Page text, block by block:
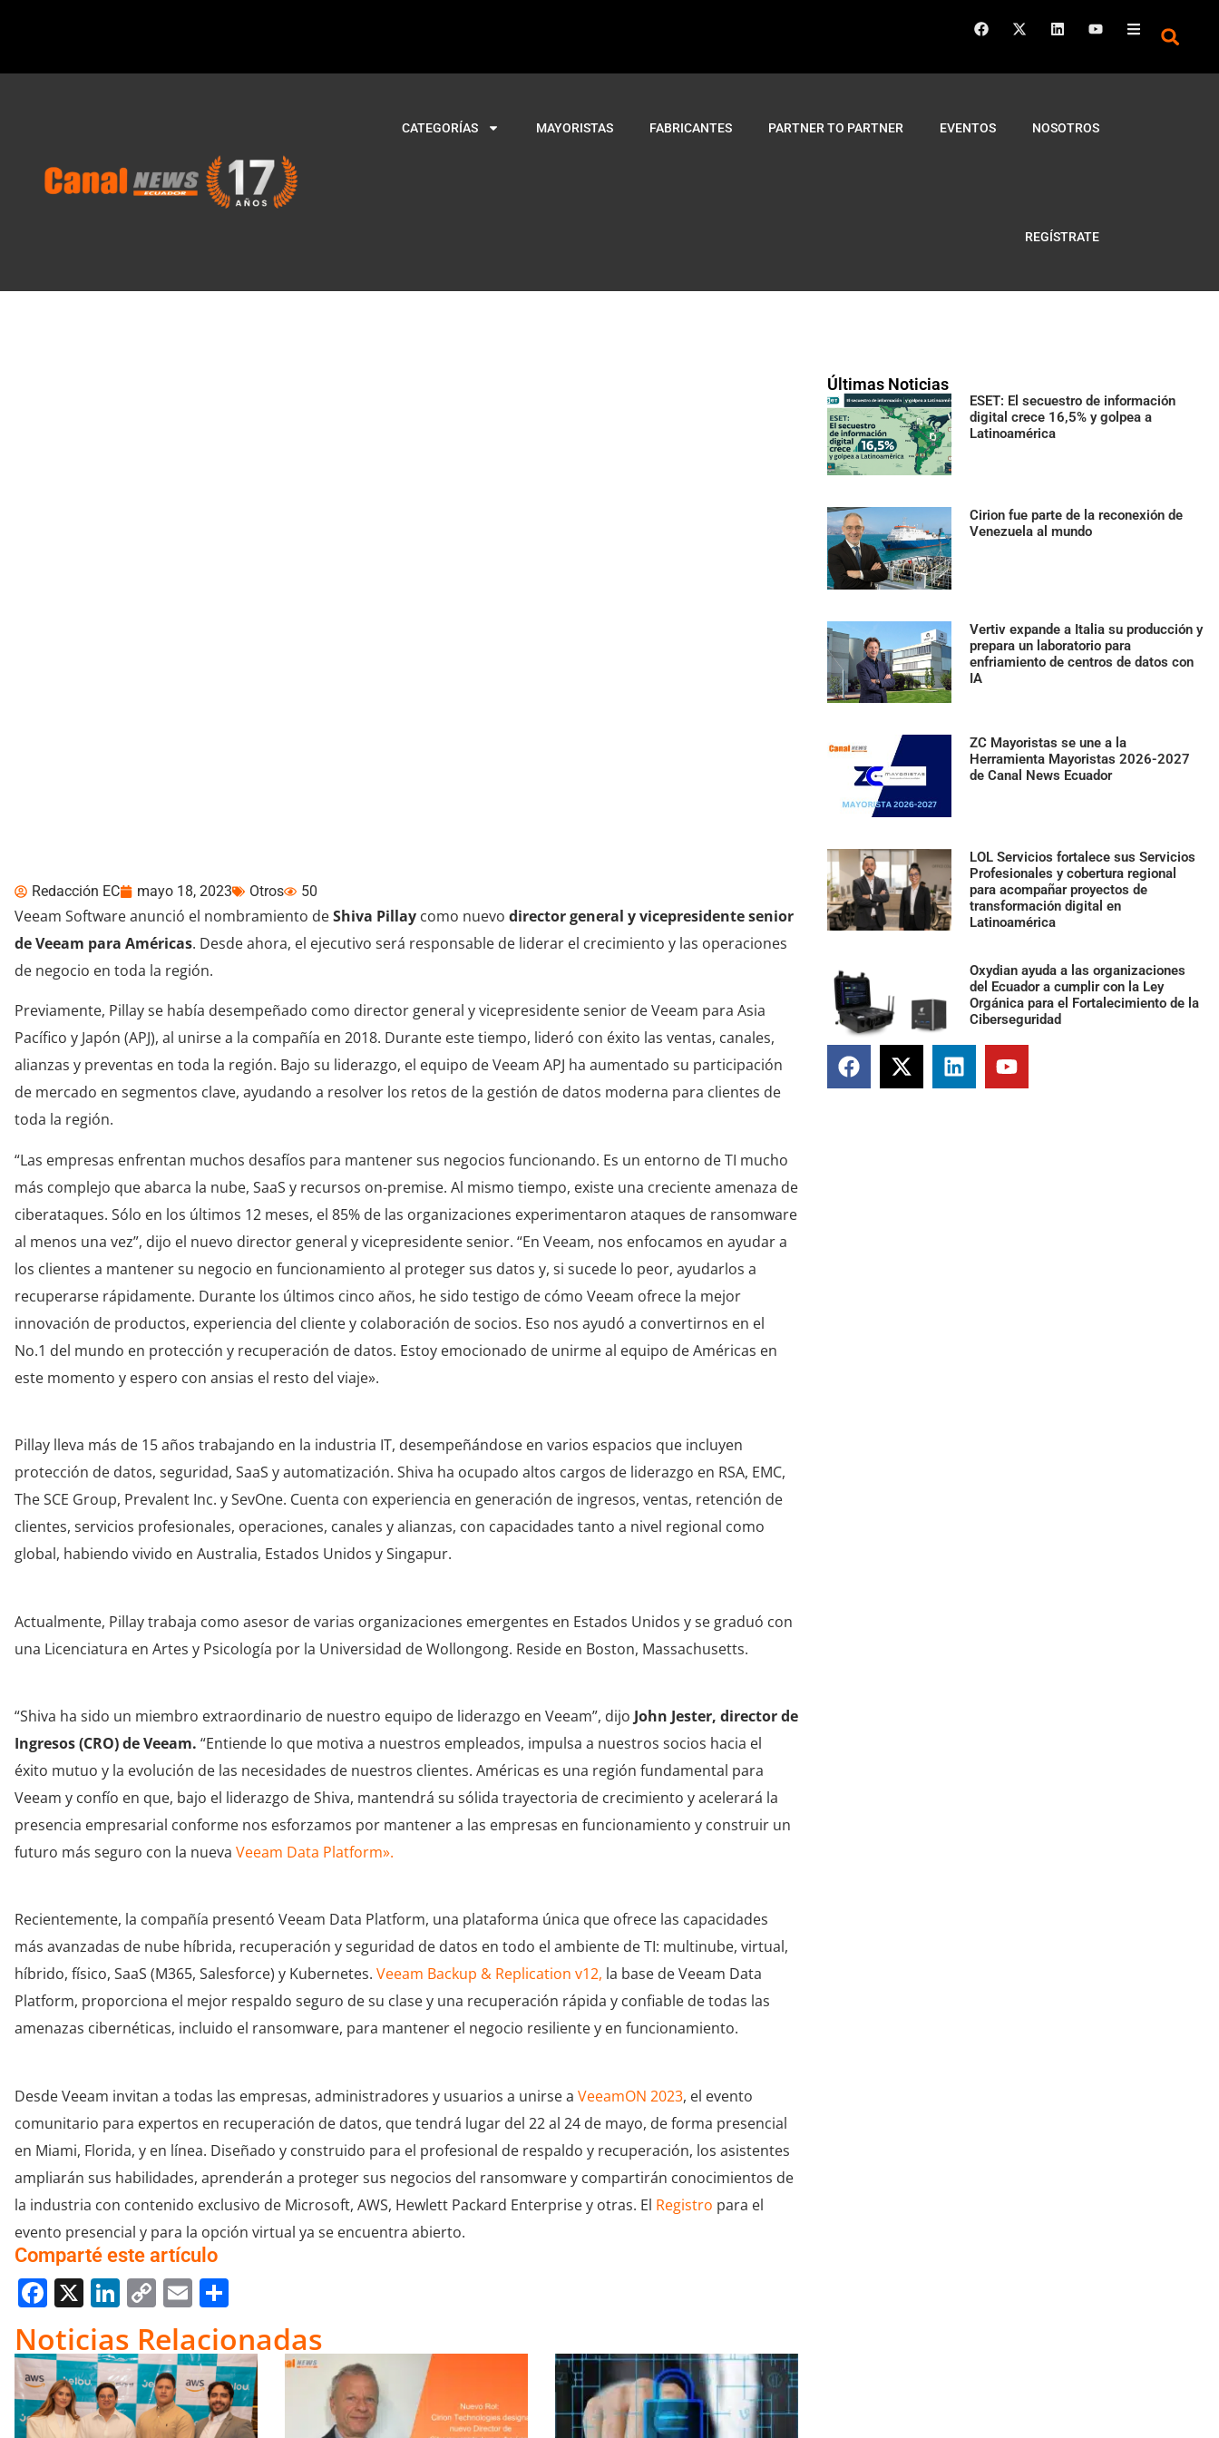
CATEGORÍAS MAYORISTAS FABRICANTES PARTNER TO PARTNER EVENTOS NOSOTROS
REGÍSTRATE
Últimas Noticias
ESET: El secuestro de información
digital crece 16,5% y golpea a
Latinoamérica
Cirion fue parte de la reconexión de
Venezuela al mundo
Vertiv expande a Italia su producción y
prepara un laboratorio para
enfriamiento de centros de datos con
IA
ZC Mayoristas se une a la
Herramienta Mayoristas 2026-2027
de Canal News Ecuador
LOL Servicios fortalece sus Servicios
Profesionales y cobertura regional
para acompañar proyectos de
transformación digital en
Latinoamérica
Oxydian ayuda a las organizaciones
del Ecuador a cumplir con la Ley
Orgánica para el Fortalecimiento de la
Ciberseguridad
Redacción EC mayo 18, 2023 Otros 50
Veeam Software anunció el nombramiento deShiva Pillay como nuevodirector general y vicepresidente senior
de Veeam para Américas. Desde ahora, el ejecutivo será responsable de liderar el crecimiento y las operaciones
de negocio en toda la región.
Previamente, Pillay se había desempeñado como director general y vicepresidente senior de Veeam para Asia
Pacífico y Japón (APJ), al unirse a la compañía en 2018. Durante este tiempo, lideró con éxito las ventas, canales,
alianzas y preventas en toda la región. Bajo su liderazgo, el equipo de Veeam APJ ha aumentado su participación
de mercado en segmentos clave, ayudando a resolver los retos de la gestión de datos moderna para clientes de
toda la región.
“Las empresas enfrentan muchos desafíos para mantener sus negocios funcionando. Es un entorno de TI mucho
más complejo que abarca la nube, SaaS y recursos on-premise. Al mismo tiempo, existe una creciente amenaza de
ciberataques. Sólo en los últimos 12 meses, el 85% de las organizaciones experimentaron ataques de ransomware
al menos una vez”, dijo el nuevo director general y vicepresidente senior. “En Veeam, nos enfocamos en ayudar a
los clientes a mantener su negocio en funcionamiento al proteger sus datos y, si sucede lo peor, ayudarlos a
recuperarse rápidamente. Durante los últimos cinco años, he sido testigo de cómo Veeam ofrece la mejor
innovación de productos, experiencia del cliente y colaboración de socios. Eso nos ayudó a convertirnos en el
No.1 del mundo en protección y recuperación de datos. Estoy emocionado de unirme al equipo de Américas en
este momento y espero con ansias el resto del viaje».
Pillay lleva más de 15 años trabajando en la industria IT, desempeñándose en varios espacios que incluyen
protección de datos, seguridad, SaaS y automatización. Shiva ha ocupado altos cargos de liderazgo en RSA, EMC,
The SCE Group, Prevalent Inc. y SevOne. Cuenta con experiencia en generación de ingresos, ventas, retención de
clientes, servicios profesionales, operaciones, canales y alianzas, con capacidades tanto a nivel regional como
global, habiendo vivido en Australia, Estados Unidos y Singapur.
Actualmente, Pillay trabaja como asesor de varias organizaciones emergentes en Estados Unidos y se graduó con
una Licenciatura en Artes y Psicología por la Universidad de Wollongong. Reside en Boston, Massachusetts.
“Shiva ha sido un miembro extraordinario de nuestro equipo de liderazgo en Veeam”, dijo John Jester, director de
Ingresos (CRO) de Veeam. “Entiende lo que motiva a nuestros empleados, impulsa a nuestros socios hacia el
éxito mutuo y la evolución de las necesidades de nuestros clientes. Américas es una región fundamental para
Veeam y confío en que, bajo el liderazgo de Shiva, mantendrá su sólida trayectoria de crecimiento y acelerará la
presencia empresarial conforme nos esforzamos por mantener a las empresas en funcionamiento y construir un
futuro más seguro con la nuevaVeeam Data Platform».
Recientemente, la compañía presentóVeeam Data Platform, una plataforma única que ofrece las capacidades
más avanzadas de nube híbrida, recuperación y seguridad de datos en todo el ambiente de TI: multinube, virtual,
híbrido, físico, SaaS (M365, Salesforce) y Kubernetes.Veeam Backup & Replication v12, la base de Veeam Data
Platform, proporciona el mejor respaldo seguro de su clase y una recuperación rápida y confiable de todas las
amenazas cibernéticas, incluido el ransomware, para mantener el negocio resiliente y en funcionamiento.
Desde Veeam invitan a todas las empresas, administradores y usuarios a unirse aVeeamON 2023, el evento
comunitario para expertos en recuperación de datos, que tendrá lugar del 22 al 24 de mayo, de forma presencial
en Miami, Florida, y en línea. Diseñado y construido para el profesional de respaldo y recuperación, los asistentes
ampliarán sus habilidades, aprenderán a proteger sus negocios del ransomware y compartirán conocimientos de
la industria con contenido exclusivo de Microsoft, AWS, Hewlett Packard Enterprise y otras. El Registro para el
evento presencial y para la opción virtual ya se encuentra abierto.
Comparté este artículo
Facebook
X LinkedIn
Copy
Link
Email
Noticias Relacionadas